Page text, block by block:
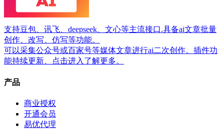
支持豆包、讯飞、deepseek、文心等主流接口.具备ai文章批量
创作、改写、仿写等功能。
可以采集公众号或百家号等媒体文章进行ai二次创作。插件功
能持续更新、点击进入了解更多。
产品
商业授权
开通会员
易优代理